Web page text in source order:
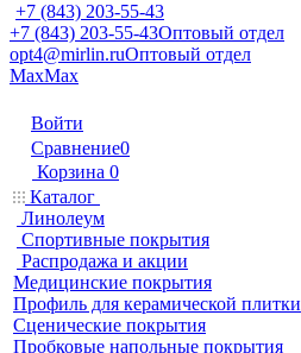
+7 (843) 203-55-43
+7 (843) 203-55-43Оптовый отдел
opt4@mirlin.ruОптовый отдел
MaxMax
Войти
Сравнение0
Корзина 0
Каталог
Линолеум
Спортивные покрытия
Распродажа и акции
Медицинские покрытия
Профиль для керамической плитки
Сценические покрытия
Пробковые напольные покрытия